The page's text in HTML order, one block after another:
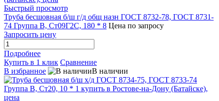
Быстрый просмотр
Труба бесшовная б/ш г/д общ назн ГОСТ 8732-78, ГОСТ 8731-
74 Группа В, Ст09Г2С, 180 * 8 Цена по запросу
Запросить цену
Подробнее
Купить в 1 клик Сравнение
В избранное
В наличии